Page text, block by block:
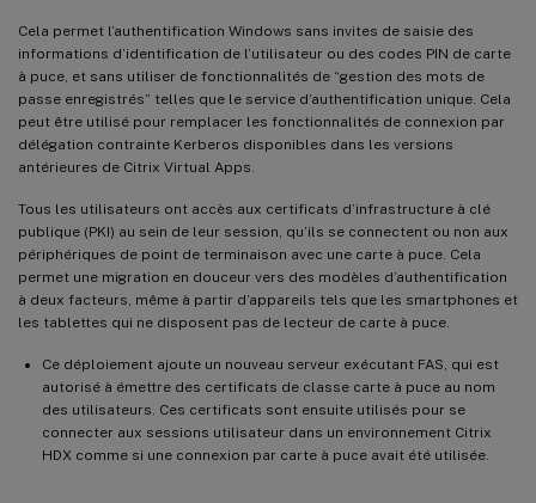
Cela permet l’authentification Windows sans invites de saisie des
informations d’identification de l’utilisateur ou des codes PIN de carte
à puce, et sans utiliser de fonctionnalités de “gestion des mots de
passe enregistrés” telles que le service d’authentification unique. Cela
peut être utilisé pour remplacer les fonctionnalités de connexion par
délégation contrainte Kerberos disponibles dans les versions
antérieures de Citrix Virtual Apps.
Tous les utilisateurs ont accès aux certificats d’infrastructure à clé
publique (PKI) au sein de leur session, qu’ils se connectent ou non aux
périphériques de point de terminaison avec une carte à puce. Cela
permet une migration en douceur vers des modèles d’authentification
à deux facteurs, même à partir d’appareils tels que les smartphones et
les tablettes qui ne disposent pas de lecteur de carte à puce.
Ce déploiement ajoute un nouveau serveur exécutant FAS, qui est
autorisé à émettre des certificats de classe carte à puce au nom
des utilisateurs. Ces certificats sont ensuite utilisés pour se
connecter aux sessions utilisateur dans un environnement Citrix
HDX comme si une connexion par carte à puce avait été utilisée.